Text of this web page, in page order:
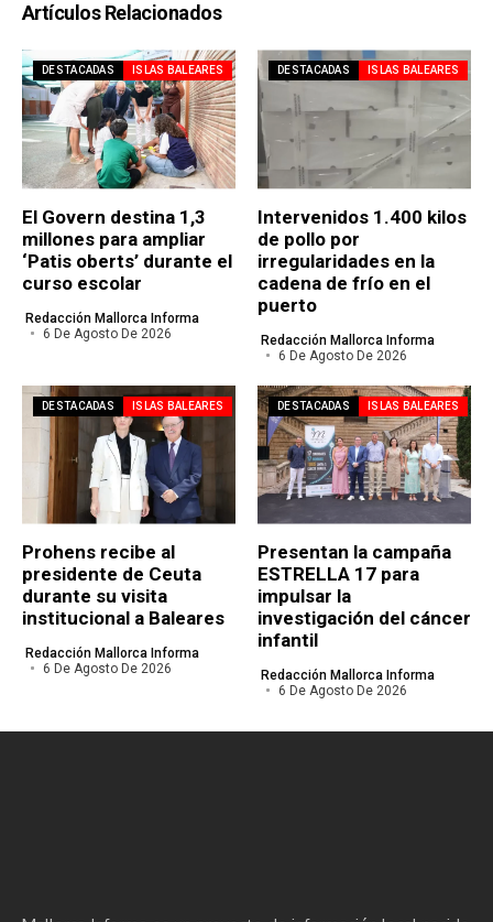
Artículos Relacionados
DESTACADAS ISLAS BALEARES
El Govern destina 1,3
millones para ampliar
‘Patis oberts’ durante el
curso escolar
Redacción Mallorca Informa
6 De Agosto De 2026
DESTACADAS ISLAS BALEARES
Intervenidos 1.400 kilos
de pollo por
irregularidades en la
cadena de frío en el
puerto
Redacción Mallorca Informa
6 De Agosto De 2026
DESTACADAS ISLAS BALEARES
Prohens recibe al
presidente de Ceuta
durante su visita
institucional a Baleares
Redacción Mallorca Informa
6 De Agosto De 2026
DESTACADAS ISLAS BALEARES
Presentan la campaña
ESTRELLA 17 para
impulsar la
investigación del cáncer
infantil
Redacción Mallorca Informa
6 De Agosto De 2026